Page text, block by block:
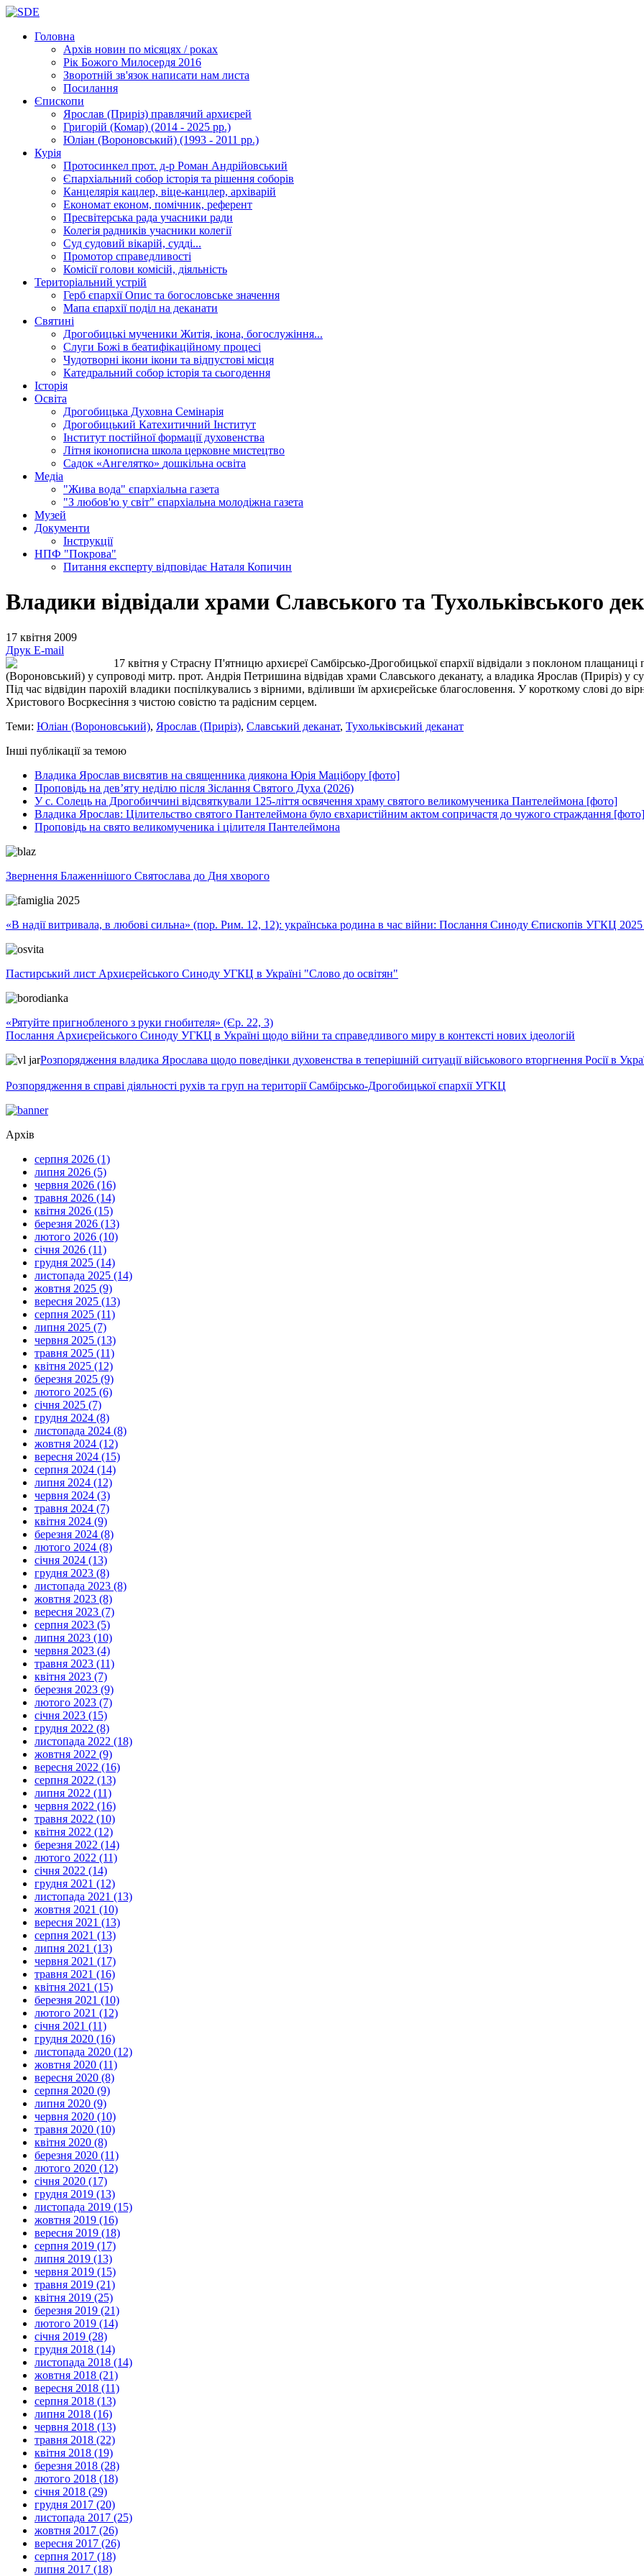
Головна
Архів новин по місяцях / роках
Рік Божого Милосердя 2016
Зворотній зв'язок написати нам листа
Посилання
Єпископи
Ярослав (Приріз) правлячий архиєрей
Григорій (Комар) (2014 - 2025 рр.)
Юліан (Вороновський) (1993 - 2011 рр.)
Курія
Протосинкел прот. д-р Роман Андрійовський
Єпархіальний собор історія та рішення соборів
Канцелярія кацлер, віце-канцлер, архіварій
Економат економ, помічник, референт
Пресвітерська рада учасники ради
Колегія радників учасники колегії
Суд судовий вікарій, судді...
Промотор справедливості
Комісіїголови комісій, діяльність
Територіальний устрій
Герб єпархіїОпис та богословське значення
Мапа єпархіїподіл на деканати
Святині
Дрогобицькі мученики Житія, ікона, богослужіння...
Слуги Божі в беатифікаційному процесі
Чудотворні ікони ікони та відпустові місця
Катедральний собор історія та сьогодення
Історія
Освіта
Дрогобицька Духовна Семінарія
Дрогобицький Катехитичний Інститут
Інститут постійної формації духовенства
Літня іконописна школа церковне мистецтво
Садок «Ангелятко» дошкільна освіта
Медіа
"Жива вода" єпархіальна газета
"З любов'ю у світ" єпархіальна молодіжна газета
Музей
Документи
Інструкції
НПФ "Покрова"
Питання експерту відповідає Наталя Копичин
Владики відвідали храми Славського та Тухольківського
17 квітня 2009
Друк E-mail
17 квітня у Страсну П'ятницю архиєреї Самбірсько-Дрогобицької єпархії відвідали з поклоном плащаниці
(Вороновський) у супроводі митр. прот. Андрія Петришина відвідав храми Славського деканату, а владика Ярослав (Приріз) у
Під час відвідин парохій владики поспілкувались з вірними, вділивши їм архиєрейське благословення. У короткому слові до
Христового Восркесіння з чистою совістю та радісним серцем.
Теми: Юліан (Вороновський), Ярослав (Приріз), Славський деканат, Тухольківський деканат
Інші публікації за темою
Владика Ярослав висвятив на священника диякона Юрія Мацібору [фото]
Проповідь на дев’яту неділю після Зіслання Святого Духа (2026)
У с. Солець на Дрогобиччині відсвяткували 125-ліття освячення храму святого великомученика Пантелеймона [фото]
Владика Ярослав: Цілительство святого Пантелеймона було євхаристійним актом сопричастя до чужого страждання [фото]
Проповідь на свято великомученика і цілителя Пантелеймона
Звернення Блаженнішого Святослава до Дня хворого
«В надії витривала, в любові сильна» (пор. Рим. 12, 12): українська родина в час війни: Послання Синоду Єпископів УГКЦ
Пастирський лист Архиєрейського Синоду УГКЦ в Україні "Слово до освітян"
«Рятуйте пригнобленого з руки гнобителя» (Єр. 22, 3)
Послання Архиєрейського Синоду УГКЦ в Україні щодо війни та справедливого миру в контексті нових ідеологій
Розпорядження владика Ярослава щодо поведінки духовенства в теперішній ситуації військового вторгнення Росії в
Розпорядження в справі діяльності рухів та груп на території Самбірсько-Дрогобицької єпархії УГКЦ
Архів
серпня 2026 (1)
липня 2026 (5)
червня 2026 (16)
травня 2026 (14)
квітня 2026 (15)
березня 2026 (13)
лютого 2026 (10)
січня 2026 (11)
грудня 2025 (14)
листопада 2025 (14)
жовтня 2025 (9)
вересня 2025 (13)
серпня 2025 (11)
липня 2025 (7)
червня 2025 (13)
травня 2025 (11)
квітня 2025 (12)
березня 2025 (9)
лютого 2025 (6)
січня 2025 (7)
грудня 2024 (8)
листопада 2024 (8)
жовтня 2024 (12)
вересня 2024 (15)
серпня 2024 (14)
липня 2024 (12)
червня 2024 (3)
травня 2024 (7)
квітня 2024 (9)
березня 2024 (8)
лютого 2024 (8)
січня 2024 (13)
грудня 2023 (8)
листопада 2023 (8)
жовтня 2023 (8)
вересня 2023 (7)
серпня 2023 (5)
липня 2023 (10)
червня 2023 (4)
травня 2023 (11)
квітня 2023 (7)
березня 2023 (9)
лютого 2023 (7)
січня 2023 (15)
грудня 2022 (8)
листопада 2022 (18)
жовтня 2022 (9)
вересня 2022 (16)
серпня 2022 (13)
липня 2022 (11)
червня 2022 (16)
травня 2022 (10)
квітня 2022 (12)
березня 2022 (14)
лютого 2022 (11)
січня 2022 (14)
грудня 2021 (12)
листопада 2021 (13)
жовтня 2021 (10)
вересня 2021 (13)
серпня 2021 (13)
липня 2021 (13)
червня 2021 (17)
травня 2021 (16)
квітня 2021 (15)
березня 2021 (10)
лютого 2021 (12)
січня 2021 (11)
грудня 2020 (16)
листопада 2020 (12)
жовтня 2020 (11)
вересня 2020 (8)
серпня 2020 (9)
липня 2020 (9)
червня 2020 (10)
травня 2020 (10)
квітня 2020 (8)
березня 2020 (11)
лютого 2020 (12)
січня 2020 (17)
грудня 2019 (13)
листопада 2019 (15)
жовтня 2019 (16)
вересня 2019 (18)
серпня 2019 (17)
липня 2019 (13)
червня 2019 (15)
травня 2019 (21)
квітня 2019 (25)
березня 2019 (21)
лютого 2019 (14)
січня 2019 (28)
грудня 2018 (14)
листопада 2018 (14)
жовтня 2018 (21)
вересня 2018 (11)
серпня 2018 (13)
липня 2018 (16)
червня 2018 (13)
травня 2018 (22)
квітня 2018 (19)
березня 2018 (28)
лютого 2018 (18)
січня 2018 (29)
грудня 2017 (20)
листопада 2017 (25)
жовтня 2017 (26)
вересня 2017 (26)
серпня 2017 (18)
липня 2017 (18)